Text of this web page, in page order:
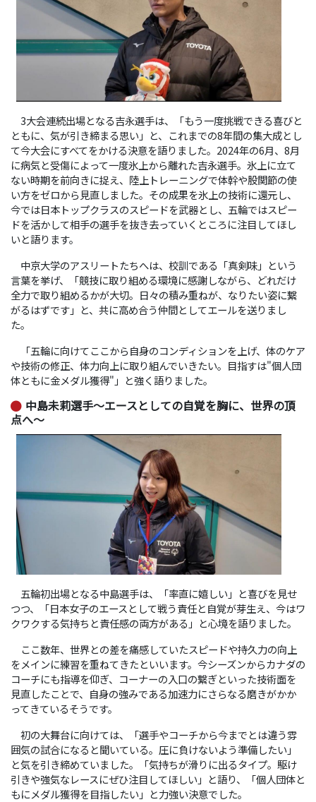
3大会連続出場となる吉永選手は、「もう一度挑戦できる喜びと
ともに、気が引き締まる思い」と、これまでの8年間の集大成とし
て今大会にすべてをかける決意を語りました。2024年の6月、8月
に病気と受傷によって一度氷上から離れた吉永選手。氷上に立て
ない時期を前向きに捉え、陸上トレーニングで体幹や股関節の使
い方をゼロから見直しました。その成果を氷上の技術に還元し、
今では日本トップクラスのスピードを武器とし、五輪ではスピー
ドを活かして相手の選手を抜き去っていくところに注目してほし
いと語ります。
中京大学のアスリートたちへは、校訓である「真剣味」という
言葉を挙げ、「競技に取り組める環境に感謝しながら、どれだけ
全力で取り組めるかが大切。日々の積み重ねが、なりたい姿に繋
がるはずです」と、共に高め合う仲間としてエールを送りまし
た。
「五輪に向けてここから自身のコンディションを上げ、体のケア
や技術の修正、体力向上に取り組んでいきたい。目指すは"個人団
体ともに金メダル獲得"」と強く語りました。
中島未莉選手～エースとしての自覚を胸に、世界の頂
点へ～
五輪初出場となる中島選手は、「率直に嬉しい」と喜びを見せ
つつ、「日本女子のエースとして戦う責任と自覚が芽生え、今はワ
クワクする気持ちと責任感の両方がある」と心境を語りました。
ここ数年、世界との差を痛感していたスピードや持久力の向上
をメインに練習を重ねてきたといいます。今シーズンからカナダの
コーチにも指導を仰ぎ、コーナーの入口の繋ぎといった技術面を
見直したことで、自身の強みである加速力にさらなる磨きがかか
ってきているそうです。
初の大舞台に向けては、「選手やコーチから今までとは違う雰
囲気の試合になると聞いている。圧に負けないよう準備したい」
と気を引き締めていました。「気持ちが滑りに出るタイプ。駆け
引きや強気なレースにぜひ注目してほしい」と語り、「個人団体と
もにメダル獲得を目指したい」と力強い決意でした。